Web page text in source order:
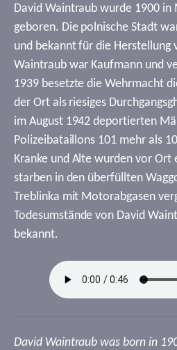
David Waintraub wurde 1900 in
geboren. Die polnische Stadt
und bekannt für die Herstellung
Waintraub war Kaufmann und
1939 besetzte die Wehrmacht
der Ort als riesiges
im August 1942 deportierten
Polizeibataillons 101 mehr als
Kranke und Alte wurden vor Ort
starben in den überfüllten
Treblinka mit Motorabgasen
Todesumstände von David
bekannt.
David Waintraub was born in